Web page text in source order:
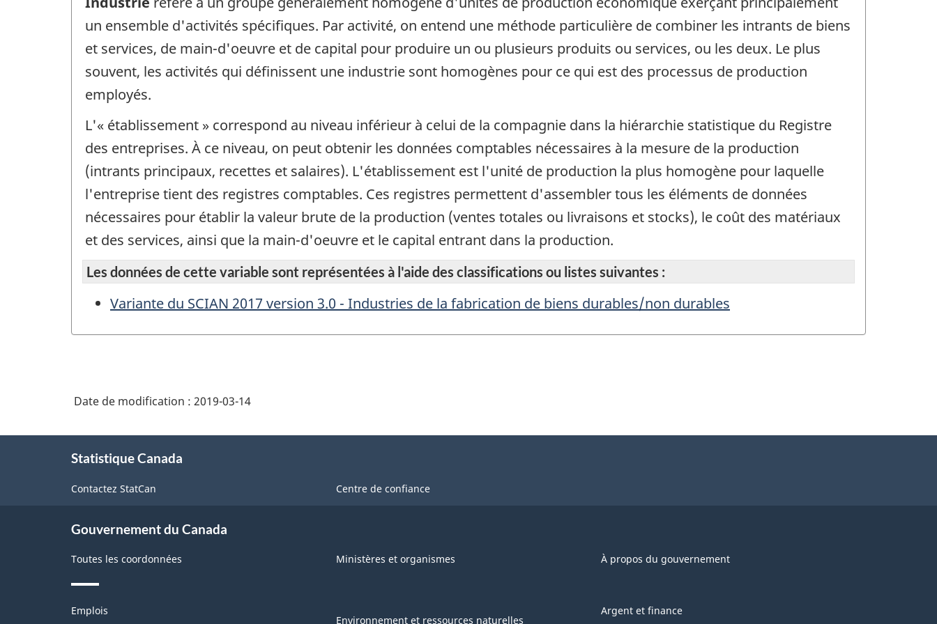
un ensemble d'activités spécifiques. Par activité, on entend une méthode particulière de combiner les intrants de biens
et services, de main-d'oeuvre et de capital pour produire un ou plusieurs produits ou services, ou les deux. Le plus
souvent, les activités qui définissent une industrie sont homogènes pour ce qui est des processus de production
employés.
L'« établissement » correspond au niveau inférieur à celui de la compagnie dans la hiérarchie statistique du Registre
des entreprises. À ce niveau, on peut obtenir les données comptables nécessaires à la mesure de la production
(intrants principaux, recettes et salaires). L'établissement est l'unité de production la plus homogène pour laquelle
l'entreprise tient des registres comptables. Ces registres permettent d'assembler tous les éléments de données
nécessaires pour établir la valeur brute de la production (ventes totales ou livraisons et stocks), le coût des matériaux
et des services, ainsi que la main-d'oeuvre et le capital entrant dans la production.
Les données de cette variable sont représentées à l'aide des classifications ou listes suivantes :
Variante du SCIAN 2017 version 3.0 - Industries de la fabrication de biens durables/non durables
Date de modification : 2019-03-14
Statistique Canada
Contactez StatCan Centre de confiance
Gouvernement du Canada
Toutes les coordonnées Ministères et organismes À propos du gouvernement
Thèmes
Emplois
Environnement et ressources naturelles
Argent et finance